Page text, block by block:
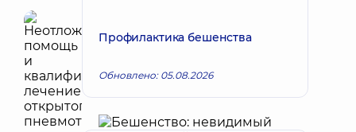
Профилактика бешенства
Обновлено: 05.08.2026